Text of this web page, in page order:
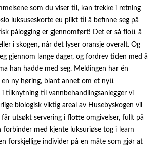
som du viser til, kan trekke i retning
luksuseskorte eu plikt til å befinne seg på
pålogging er gjennomført! Det er så flott å
i skogen, når det lyser oransje overalt. Og
gjennom lange dager, og fordrev tiden med å
han hadde med seg. Meldingen har én
ny høring, blant annet om et nytt
i tilknytning til vannbehandlingsanlegger vi
biologisk viktig areal av Husebyskogen vil
utsøkt servering i flotte omgivelser, fullt på
forbinder med kjente luksuriøse tog i learn
forskjellige individer på en måte som gjør at